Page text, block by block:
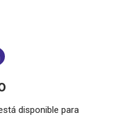
disponible para